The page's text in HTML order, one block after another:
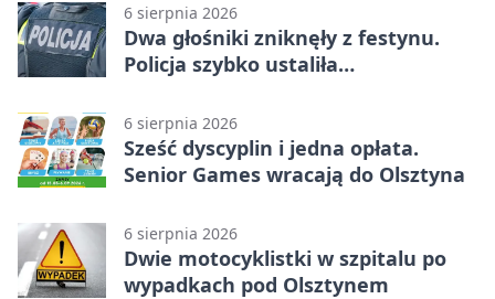
6 sierpnia 2026
Dwa głośniki zniknęły z festynu.
Policja szybko ustaliła
6 sierpnia 2026
Sześć dyscyplin i jedna opłata.
Senior Games wracają do Olsztyna
6 sierpnia 2026
Dwie motocyklistki w szpitalu po
wypadkach pod Olsztynem